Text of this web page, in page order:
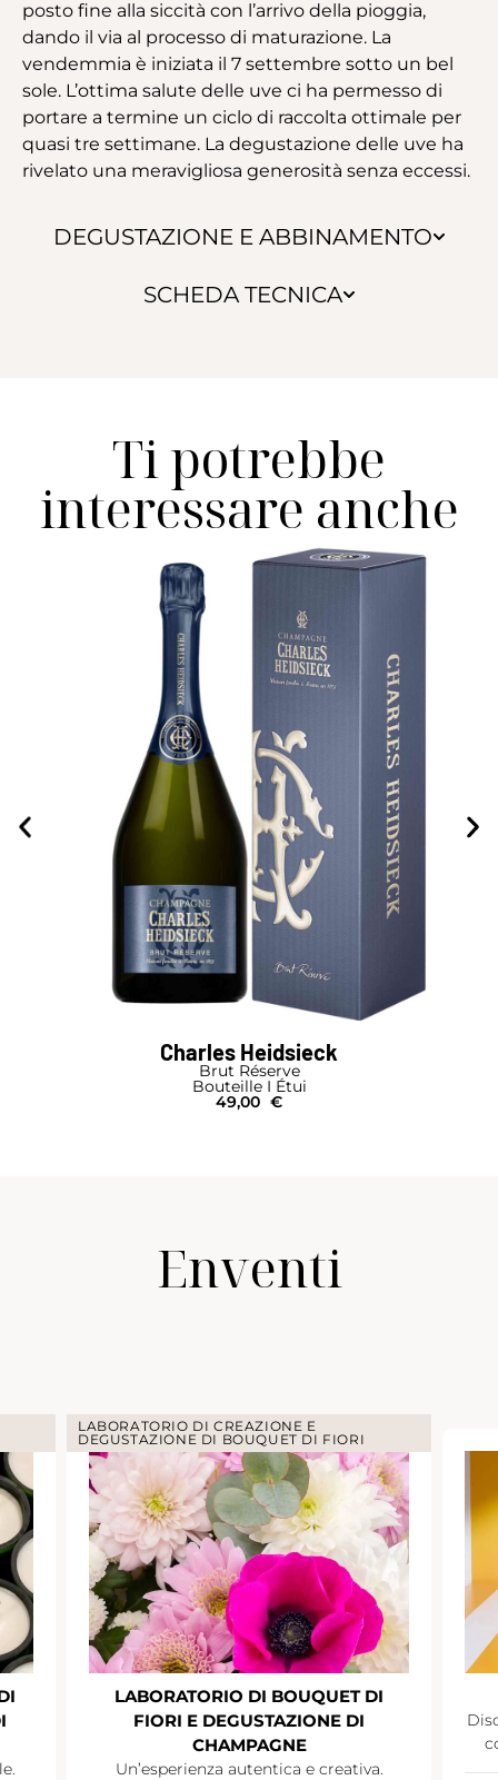
DEGUSTAZIONE E ABBINAMENTO
SCHEDA TECNICA
posto fine alla siccità con l’arrivo della pioggia,
dando il via al processo di maturazione. La
vendemmia è iniziata il 7 settembre sotto un bel
sole. L’ottima salute delle uve ci ha permesso di
portare a termine un ciclo di raccolta ottimale per
quasi tre settimane. La degustazione delle uve ha
rivelato una meravigliosa generosità senza eccessi.
Ti potrebbe
interessare anche
Charles Heidsieck
Brut Réserve
Bouteille I Étui
49,00 €
Enventi
LABORATORIO DI CREAZIONE E
DEGUSTAZIONE DI BOUQUET DI FIORI
LABORATORIO DI BOUQUET DI
FIORI E DEGUSTAZIONE DI
CHAMPAGNE
Un’esperienza autentica e creativa.